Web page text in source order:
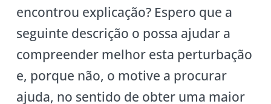
encontrou explicação? Espero que a
seguinte descrição o possa ajudar a
compreender melhor esta perturbação
e, porque não, o motive a procurar
ajuda, no sentido de obter uma maior